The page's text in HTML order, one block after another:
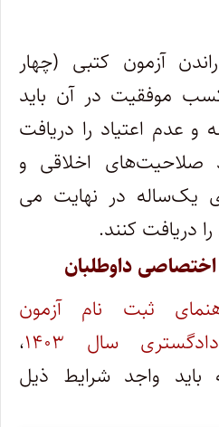
آزمون کتبی (چهار
موفقیت در آن باید
عدم اعتیاد را دریافت
صلاحیت‌های اخلاقی و
یک‌ساله در نهایت می
را دریافت کنند.
داوطلبان
ثبت نام آزمون
سال ۱۴۰۳
،
باید واجد شرایط ذیل